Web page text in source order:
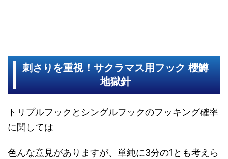
刺さりを重視！サクラマス用フック 櫻鱒
地獄針
トリプルフックとシングルフックのフッキング確率
に関しては
色んな意見がありますが、単純に3分の1とも考えら